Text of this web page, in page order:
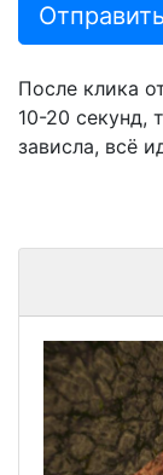
После клика
10-20 секунд,
зависла, всё